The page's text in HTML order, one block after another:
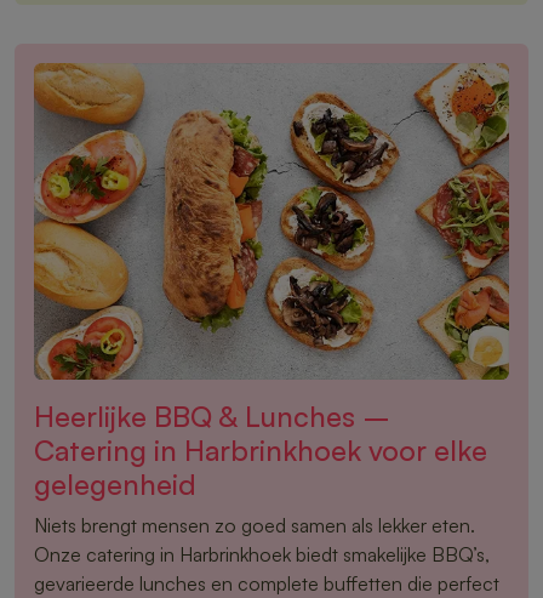
Heerlijke BBQ & Lunches –
Catering in Harbrinkhoek voor elke
gelegenheid
Niets brengt mensen zo goed samen als lekker eten.
Onze catering in Harbrinkhoek biedt smakelijke BBQ’s,
gevarieerde lunches en complete buffetten die perfect